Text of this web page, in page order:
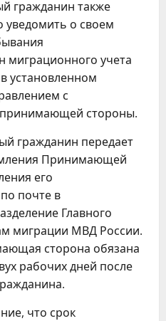
гражданин также
уведомить о своем
миграционного учета
установленном
с
принимающей стороны.
гражданин передает
Принимающей
его
почте в
Главного
миграции МВД России.
сторона обязана
рабочих дней после
что срок